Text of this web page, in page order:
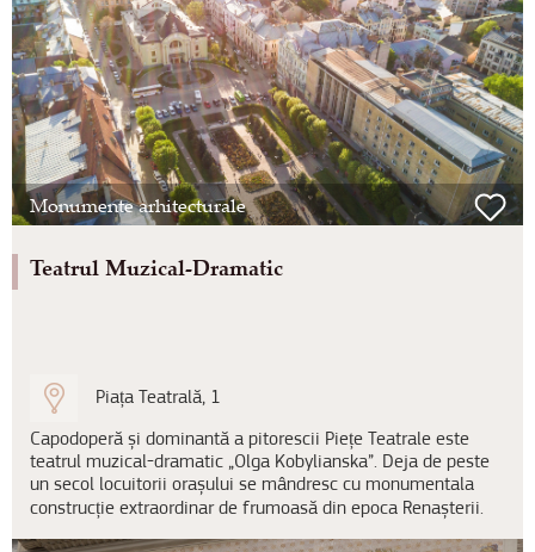
Monumente arhitecturale
Teatrul Muzical-Dramatic
Piața Teatrală, 1
Capodoperă și dominantă a pitorescii Piețe Teatrale este
teatrul muzical-dramatic „Olga Kobylianska”. Deja de peste
un secol locuitorii orașului se mândresc cu monumentala
construcție extraordinar de frumoasă din epoca Renașterii.